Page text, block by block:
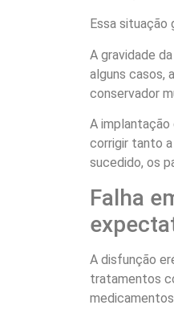
Essa situação
A gravidade
alguns casos,
conservador
A implantação
corrigir tanto
sucedido, os
Falha
A disfunção
tratamentos